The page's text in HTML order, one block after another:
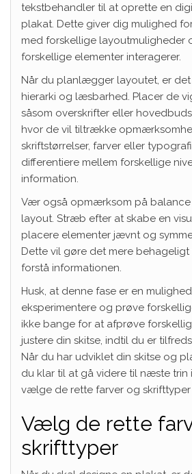
tekstbehandler til at oprette en
plakat. Dette giver dig mulighed
med forskellige layoutmuligheder
forskellige elementer interagerer.
Når du planlægger layoutet, er
hierarki og læsbarhed. Placer de
såsom overskrifter eller
hvor de vil tiltrække
skriftstørrelser, farver eller
differentiere mellem forskellige
information.
Vær også opmærksom på balance
layout. Stræb efter at skabe en
placere elementer jævnt og
Dette vil gøre det mere
forstå informationen.
Husk, at denne fase er en
eksperimentere og prøve
ikke bange for at afprøve
justere din skitse, indtil du er
Når du har udviklet din skitse og
du klar til at gå videre til næste trin
vælge de rette farver og
Vælg de rette
skrifttyper